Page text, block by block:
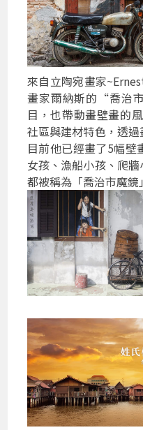
來自立陶宛畫家
畫家爾納斯的“喬治
目，也帶動畫壁畫的
社區與建材特色，透
目前他已經畫了5幅壁
女孩、漁船小孩、爬
都被稱為「喬治市魔鏡